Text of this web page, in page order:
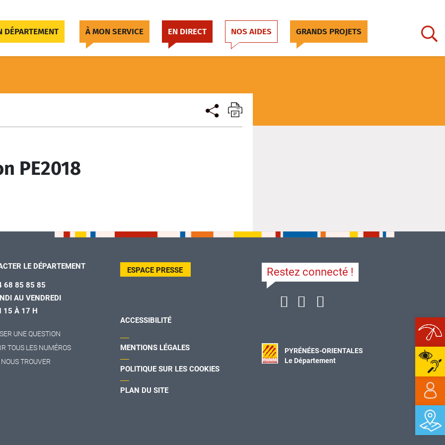
DÉPARTEMENT À MON SERVICE EN DIRECT NOS AIDES GRANDS PROJETS
PE2018
LE DÉPARTEMENT
68 85 85 85
AU VENDREDI
15 À 17 H
UNE QUESTION
TOUS LES NUMÉROS
NOUS TROUVER
ESPACE PRESSE
ACCESSIBILITÉ
MENTIONS LÉGALES
POLITIQUE SUR LES COOKIES
PLAN DU SITE
Restez connecté !
PYRÉNÉES-ORIENTALES
Le Département